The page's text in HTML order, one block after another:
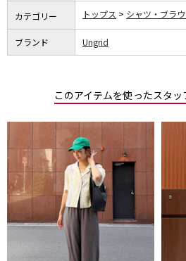
カテゴリー トップス シャツ・ブラ
ブランド Ungrid
このアイテムを使ったスタ